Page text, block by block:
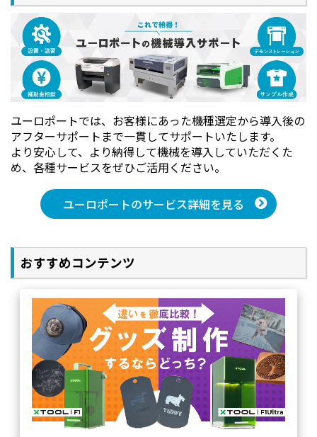
万全のサポート体制で購入後も安心
初めてレーザー加工機をお使いいただく方でもご安心
ください。
「xTool F1Ultra」専用ソフトに加え、分かりやすいユ
ーロポート独自の使い方ガイドや設定値表をご用意し
ております。
さらに、知識豊富な専門スタッフによる安心サポート
サービスをご提供いたします。
全国に14万件以上のユーザー様を抱えるユーロポート
ならではの充実したサポート体制でバックアップいた
定方法がわからない。」などの疑問に対して、お電話
や遠隔サポートで解決いたします。
保守サポートにご加入いただく事で、購入後の疑問や
機械の不具合など、あらゆるお悩みをすぐにご相談い
ただけます。
安心保守サポートサービスは、別途ご加入いただく必要がご
ざいます。
サポート内容は変更となる場合がございます。
製品保証
安心保守サポート
（有償保守）
ユーロポートでは、お客様にあった機種選定から導入後の
アフターサポートまで一貫してサポートいたします。
より安心して、より納得して機械を導入していただくた
め、各種サービスをぜひご活用ください。
ユーロポートのサービス詳細を見る
おすすめコンテンツ